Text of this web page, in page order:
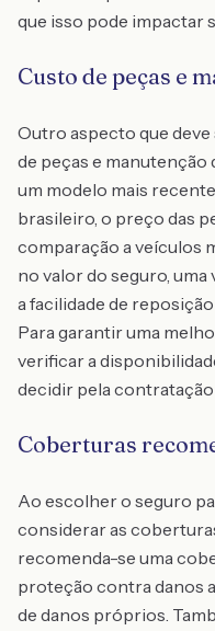
que isso pode impactar
Custo de peças e
Outro aspecto que
de peças e manutenção
um modelo mais
brasileiro, o preço das
comparação a veículos
no valor do seguro,
a facilidade de
Para garantir uma
verificar a
decidir pela contratação
Coberturas
Ao escolher o seguro
considerar as
recomenda-se uma
proteção contra danos
de danos próprios.